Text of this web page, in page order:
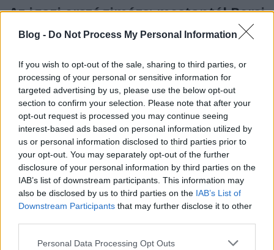
Blog - Do Not Process My Personal Information
If you wish to opt-out of the sale, sharing to third parties, or
processing of your personal or sensitive information for
targeted advertising by us, please use the below opt-out
section to confirm your selection. Please note that after your
opt-out request is processed you may continue seeing
interest-based ads based on personal information utilized by
us or personal information disclosed to third parties prior to
your opt-out. You may separately opt-out of the further
disclosure of your personal information by third parties on the
IAB’s list of downstream participants. This information may
also be disclosed by us to third parties on the IAB’s List of
Downstream Participants that may further disclose it to other
Please note that this website/app uses one or more Google
Personal Data Processing Opt Outs
Az igazi országimázs: mostantól Borsi
Flóra inspirálja a világ dizájnereit
Én már gratuláltam neki.Tegyétek meg ti is!
ProjektrészletekBehance-en
Ello.co: fekete-fehér hipszter
emberkísérlet, rengeteg pénzből
hírbehozó•2014. szeptember 29.
Az elmúlt hetekben futótűzként terjedt el azEllo
a nemzetközi dizájnerközösségben. A divatszájtok és
divatblogok hangulatát idéző, ...